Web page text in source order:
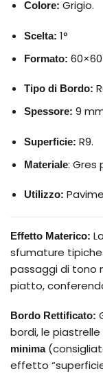
Colore: Grigio.
Scelta: 1°
Formato:
Tipo di Bordo:
Spessore: 9
Superficie: R9.
Materiale: Gres
Utilizzo:
Effetto Materico:
sfumature
passaggi di tono
piatto,
Bordo Rettificato:
bordi, le
minima
effetto